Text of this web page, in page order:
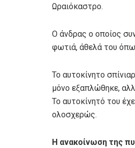
Ωραιόκαστρο.
Ο άνδρας ο οποίος
φωτιά, άθελά του
Το αυτοκίνητο
μόνο εξαπλώθηκε,
Το αυτοκίνητό του
ολοσχερώς.
Η ανακοίνωση της